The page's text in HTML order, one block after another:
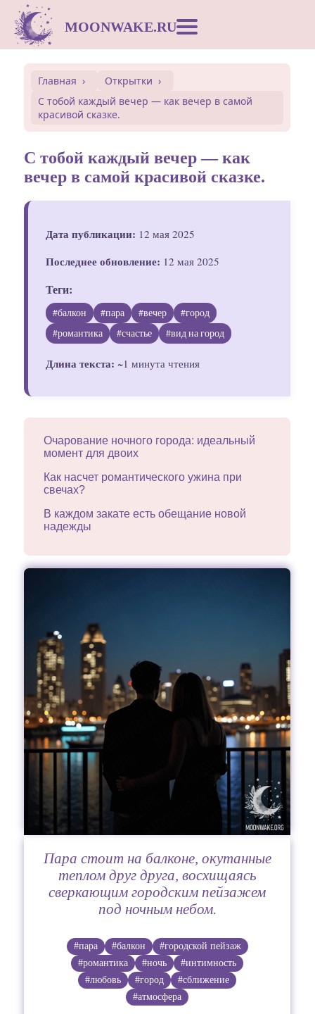
MOONWAKE.RU
Сонник
Открытки
Символы
Гадания
Красоты!
Главная
Открытки
С тобой каждый вечер — как вечер в самой
красивой сказке.
С тобой каждый вечер — как
вечер в самой красивой сказке.
Дата публикации: 12 мая 2025
Последнее обновление: 12 мая 2025
Теги:
#балкон #пара #вечер
#город
#романтика
#счастье #вид на город
Длина текста: ~1 минута чтения
Очарование ночного города: идеальный
момент для двоих
Как насчет романтического ужина при
свечах?
В каждом закате есть обещание новой
надежды
Пара стоит на балконе, окутанные
теплом друг друга, восхищаясь
сверкающим городским пейзажем
под ночным небом.
#пара #балкон
#городской пейзаж
#романтика
#ночь
#интимность
#любовь
#город
#сближение
#атмосфера